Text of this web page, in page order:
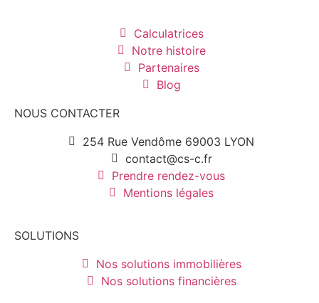
Calculatrices
Notre histoire
Partenaires
Blog
NOUS CONTACTER
254 Rue Vendôme 69003 LYON
contact@cs-c.fr
Prendre rendez-vous
Mentions légales
SOLUTIONS
Nos solutions immobilières
Nos solutions financières